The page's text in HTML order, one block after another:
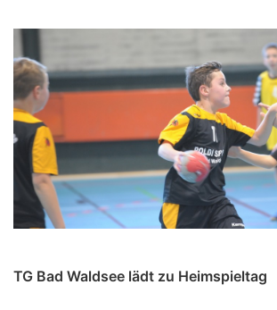
TG Bad Waldsee lädt zu Heimspieltag